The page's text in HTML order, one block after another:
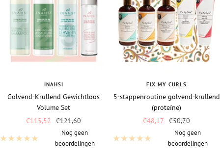
INAHSI
Golvend-Krullend Gewichtloos
Volume Set
Vraagprijs
€115,52
Normale
prijs
€121,60
Nog geen
beoordelingen
FIX MY CURLS
5-stappenroutine golvend-krullend
(proteïne)
Vraagprijs
€48,17
Normale
prijs
€50,70
Nog geen
beoordelingen